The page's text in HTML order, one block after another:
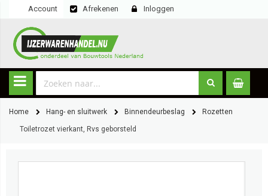
Account Afrekenen Inloggen
Home Hang- en sluitwerk Binnendeurbeslag Rozetten
Toiletrozet vierkant, Rvs geborsteld